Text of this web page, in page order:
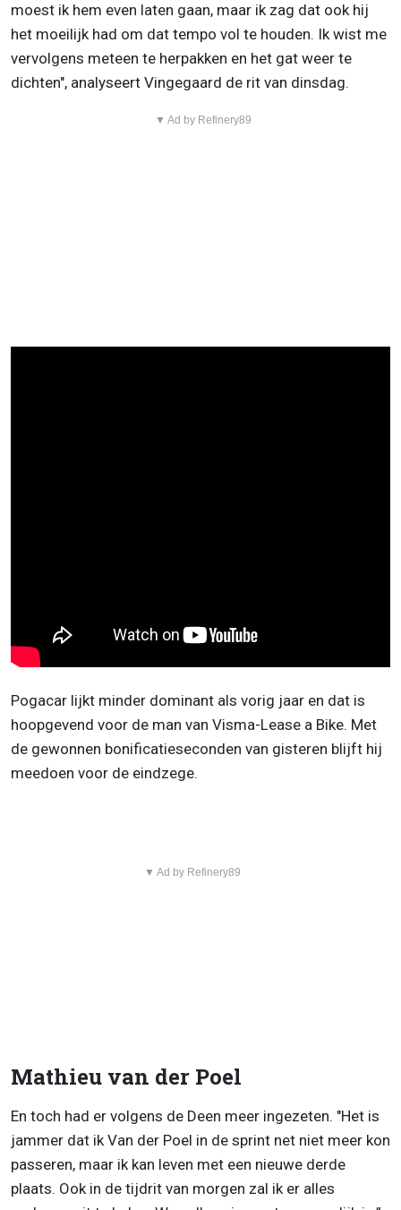
moest ik hem even laten gaan, maar ik zag dat ook hij
het moeilijk had om dat tempo vol te houden. Ik wist me
vervolgens meteen te herpakken en het gat weer te
dichten", analyseert Vingegaard de rit van dinsdag.
▼ Ad by Refinery89
Pogacar lijkt minder dominant als vorig jaar en dat is
hoopgevend voor de man van Visma-Lease a Bike. Met
de gewonnen bonificatieseconden van gisteren blijft hij
meedoen voor de eindzege.
▼ Ad by Refinery89
Mathieu van der Poel
En toch had er volgens de Deen meer ingezeten. "Het is
jammer dat ik Van der Poel in de sprint net niet meer kon
passeren, maar ik kan leven met een nieuwe derde
plaats. Ook in de tijdrit van morgen zal ik er alles